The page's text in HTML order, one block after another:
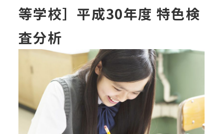
等学校］平成30年度 特色検
査分析